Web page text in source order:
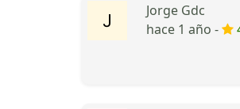
Jorge Gdc
hace 1 año -